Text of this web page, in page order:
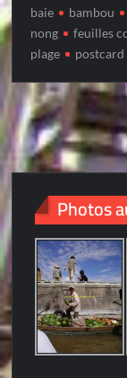
baie bambou
nong
feuilles
plage
postcard
Photos